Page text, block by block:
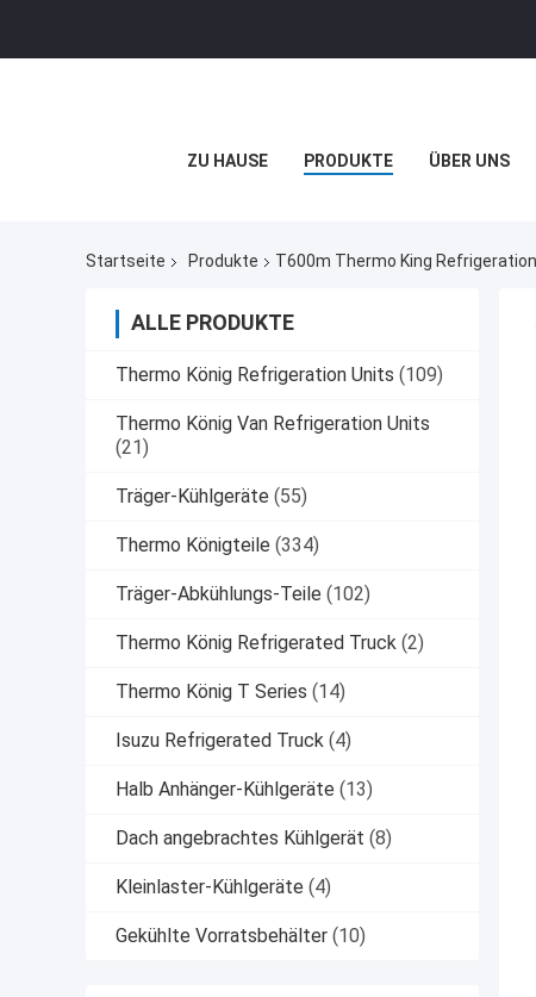
ZU HAUSE PRODUKTE ÜBER UNS
Startseite Produkte T600m Thermo King
ALLE PRODUKTE
Thermo König Refrigeration Units (109)
Thermo König Van Refrigeration Units
(21)
Träger-Kühlgeräte (55)
Thermo Königteile (334)
Träger-Abkühlungs-Teile (102)
Thermo König Refrigerated Truck (2)
Thermo König T Series (14)
Isuzu Refrigerated Truck (4)
Halb Anhänger-Kühlgeräte (13)
Dach angebrachtes Kühlgerät (8)
Kleinlaster-Kühlgeräte (4)
Gekühlte Vorratsbehälter (10)